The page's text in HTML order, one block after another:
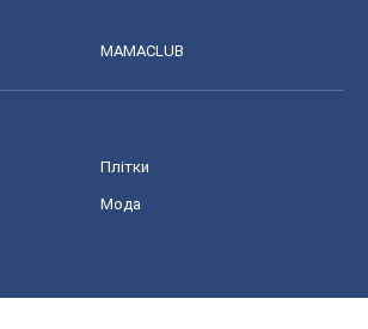
MAMACLUB
Плітки
Мода